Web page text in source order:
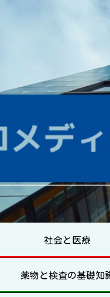
社会と医療
薬物と検査の基礎知